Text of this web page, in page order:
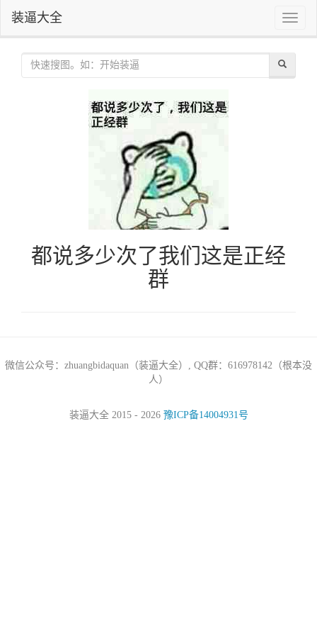
Toggle
装逼大全
都说多少次了我们这是正经
群
微信公众号：zhuangbidaquan（装逼大全）, QQ群：616978142（根本没
人）
装逼大全 2015 - 2026 豫ICP备14004931号